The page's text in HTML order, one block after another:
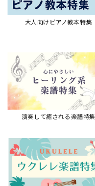
大人向けピアノ教本特集
演奏して癒される楽譜特集